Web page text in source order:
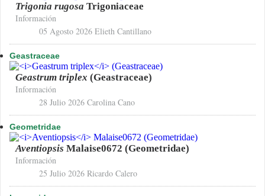
Trigonia rugosa Trigoniaceae
Información
05 Agosto 2026 Elieth Cantillano
Geastraceae
Geastrum triplex (Geastraceae)
Información
28 Julio 2026 Carolina Cano
Geometridae
Aventiopsis Malaise0672 (Geometridae)
Información
25 Julio 2026 Ricardo Calero